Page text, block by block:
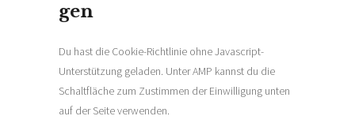
gen
Du hast die Cookie-Richtlinie ohne Javascript-
Unterstützung geladen. Unter AMP kannst du die
Schaltfläche zum Zustimmen der Einwilligung unten
auf der Seite verwenden.